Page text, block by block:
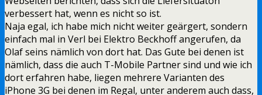
verbessert hat, wenn es nicht so ist.
Naja egal, ich habe mich nicht weiter geärgert, sondern
einfach mal in Verl bei Elektro Beckhoff angerufen, da
Olaf seins nämlich von dort hat. Das Gute bei denen ist
nämlich, dass die auch T-Mobile Partner sind und wie ich
dort erfahren habe, liegen mehrere Varianten des
iPhone 3G bei denen im Regal, unter anderem auch dass,